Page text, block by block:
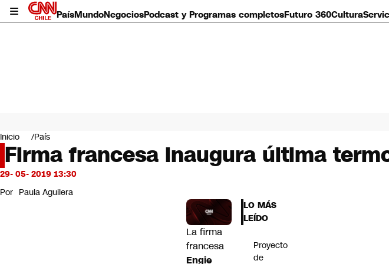
PaísMundoNegociosPodcast y Programas completosFuturo 360Cultura
Mundo
Negocios
Deportes
Programas completos
Servicios
Inicio País
Firma francesa inaugura última
29- 05- 2019 13:30
Por Paula Aguilera
La firma
francesa
Engie
LO MÁS
LEÍDO
Proyecto
de